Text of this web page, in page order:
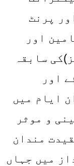
پرنٹ
اور
سابقہ
اور
ایام میں
و موثر
مندان
میں جہاں